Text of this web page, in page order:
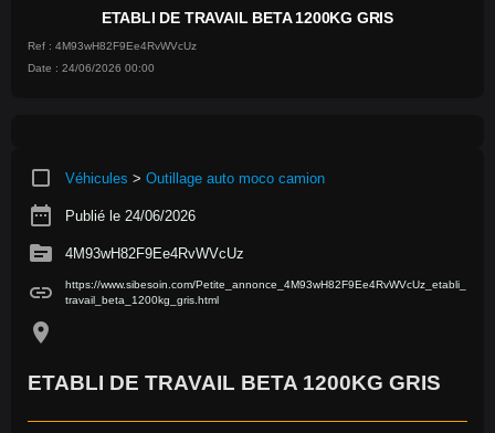
ETABLI DE TRAVAIL BETA 1200KG GRIS
Ref : 4M93wH82F9Ee4RvWVcUz
Date : 24/06/2026 00:00
crop_square Véhicules > Outillage auto moco camion
date_range Publié le 24/06/2026
source 4M93wH82F9Ee4RvWVcUz
link
https://www.sibesoin.com/Petite_annonce_4M93wH82F9Ee4RvWVcUz_etabli_
travail_beta_1200kg_gris.html
location_on
ETABLI DE TRAVAIL BETA 1200KG GRIS